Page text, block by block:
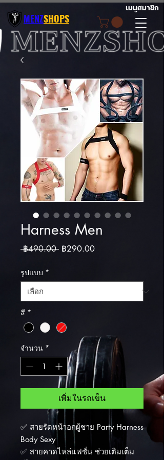
เมนูสมาชิก
MENZSHOPS
Harness Men
฿490.00 ราคาปกติ
฿290.00ราคาขายลด
รูปแบบ *
สี *
จำนวน *
เพิ่มในรถเข็น
✅ สายรัดหน้าอกผู้ชาย Party Harness
Body Sexy
✅ สายคาดไหล่แฟชั่น ช่วยเติมเต็ม